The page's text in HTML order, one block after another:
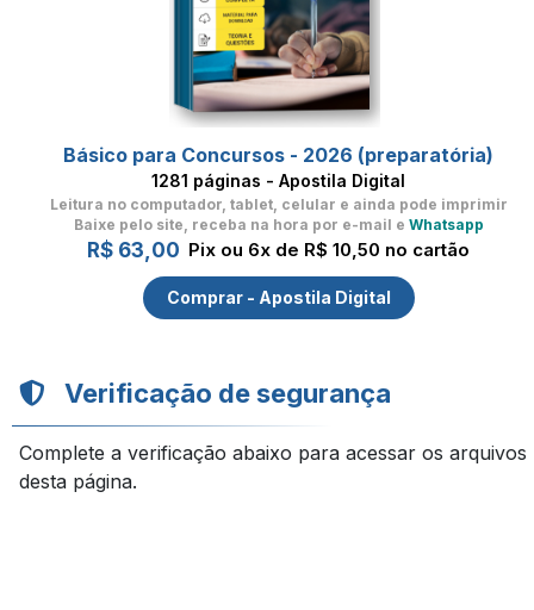
Básico para Concursos - 2026 (preparatória)
1281 páginas - Apostila Digital
Leitura no computador, tablet, celular e ainda pode imprimir
Baixe pelo site, receba na hora por e-mail e Whatsapp
R$ 63,00 Pix ou 6x de R$ 10,50 no cartão
Comprar - Apostila Digital
Verificação de segurança
Complete a verificação abaixo para acessar os arquivos
desta página.